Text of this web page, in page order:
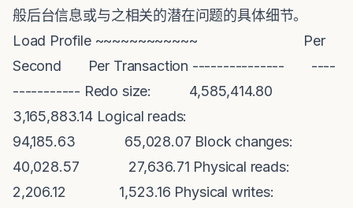
般后台信息或与之相关的潜在问题的具体细节。
Load Profile ~~~~~~~~~~~~ Per
Second Per Transaction --------------- ----
----------- Redo size: 4,585,414.80
3,165,883.14 Logical reads:
94,185.63 65,028.07 Block changes:
40,028.57 27,636.71 Physical reads:
2,206.12 1,523.16 Physical writes: